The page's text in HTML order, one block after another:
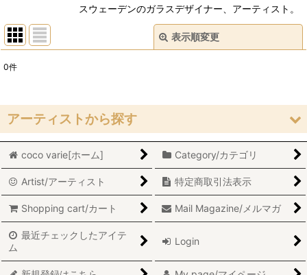
スウェーデンのガラスデザイナー、アーティスト。
表示順変更
在庫あり
並び順:
絞り込む
0件
アーティストから探す
Stig Lindberg/スティグ・リンドベリ
Lisa Larson/リサ・ラーソン
Marianne Westman/マリアンヌ・ウエストマン
Sylvia Leuchovius/シルヴィア・レウショヴィウス
coco varie[ホーム] Category/カテゴリ
Artist/アーティスト 特定商取引法表示
Shopping cart/カート Mail Magazine/メルマガ
最近チェックしたアイテ
ム
Login